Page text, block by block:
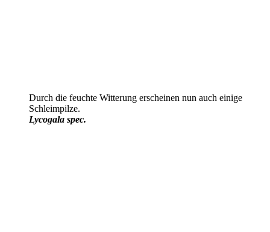
Durch die feuchte Witterung erscheinen nun auch einige
Schleimpilze.
Lycogala spec.